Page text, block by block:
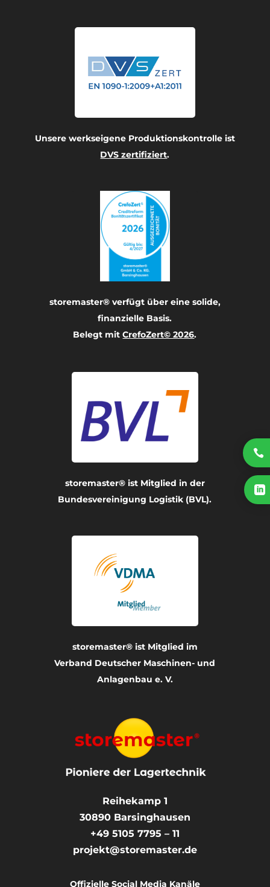
Unsere werkseigene Produktionskontrolle ist
DVS zertifiziert.
storemaster® verfügt über eine solide,
finanzielle Basis.
Belegt mitCrefoZert© 2026.
storemaster® ist Mitglied in der
Bundesvereinigung Logistik (BVL).
storemaster® ist Mitglied im
Verband Deutscher Maschinen- und
Anlagenbau e. V.
Reihekamp 1
30890 Barsinghausen
+49 5105 7795 – 11
projekt@storemaster.de
Offizielle Social Media Kanäle

